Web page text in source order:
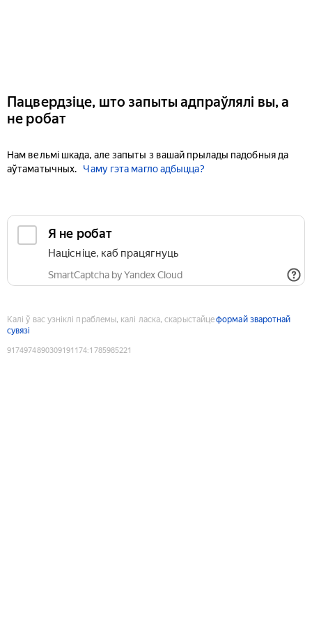
Пацвердзіце, што запыты адпраўлялі вы, а
не робат
Нам вельмі шкада, але запыты з вашай прылады падобныя да
аўтаматычных.
Чаму гэта магло адбыцца?
Я не робат
Націсніце, каб працягнуць
SmartCaptcha by Yandex Cloud
Калі ў вас узніклі праблемы, калі ласка, скарыстайцеформай зваротнай
сувязі
9174974890309191174:1785985221